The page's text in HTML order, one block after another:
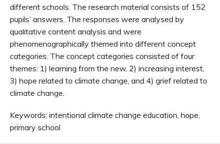
different schools. The research material consists of 152
pupils’ answers. The responses were analysed by
qualitative content analysis and were
phenomenographically themed into different concept
categories. The concept categories consisted of four
themes: 1) learning from the new, 2) increasing interest,
3) hope related to climate change, and 4) grief related to
climate change.
Keywords: intentional climate change education, hope,
primary school